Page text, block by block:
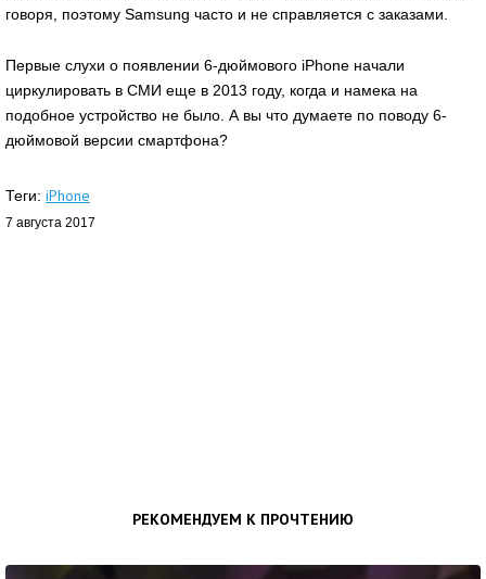
говоря, поэтому Samsung часто и не справляется с заказами.
Первые слухи о появлении 6-дюймового iPhone начали
циркулировать в СМИ еще в 2013 году, когда и намека на
подобное устройство не было. А вы что думаете по поводу 6-
дюймовой версии смартфона?
Теги: iPhone
7 августа 2017
РЕКОМЕНДУЕМ К ПРОЧТЕНИЮ